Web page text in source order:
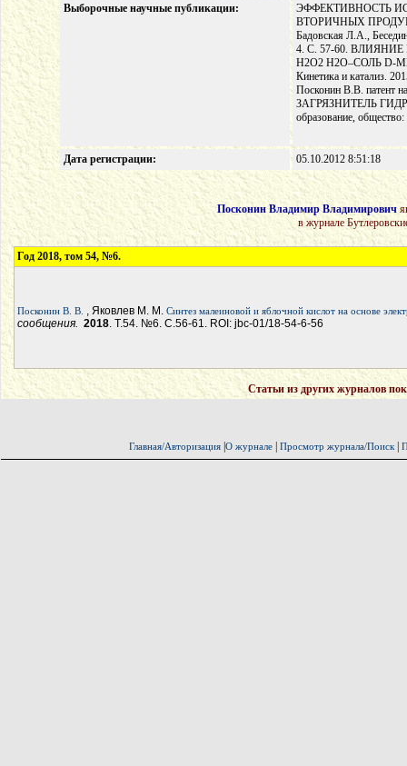
Выборочные научные публикации:
ЭФФЕКТИВНОСТЬ
ВТОРИЧНЫХ
Бадовская Л.А.,
4. С. 57-60.
Н2О2 Н2О–СОЛЬ D-
Кинетика и
Посконин В.В.
ЗАГРЯЗНИТЕЛЬ
образование,
Дата регистрации: 05.10.2012 8:51:18
Посконин Владимир Владимирович
в журнале
Год 2018, том 54, №6.
Посконин В. В. , Яковлев М. М. Синтез малеиновой и яблочной кислот на основе
сообщения. 2018 . Т.54. №6. С.56-61. ROI: jbc-01/18-54-6-56
Статьи из других журналов
Главная/Авторизация| О журнале| Просмотр журнала/Поиск|